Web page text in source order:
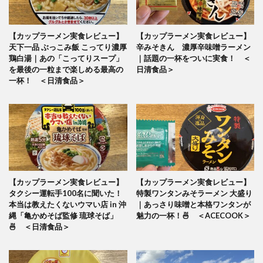
【カップラーメン実食レビュー】
天下一品 ぶっこみ飯 こってり濃厚
鶏白湯｜あの「こってりスープ」
を最後の一粒まで楽しめる最高の
一杯！ ＜日清食品＞
【カップラーメン実食レビュー】
辛みそきん 濃厚辛味噌ラーメン
｜話題の一杯をついに実食！ ＜
日清食品＞
【カップラーメン実食レビュー】
タクシー運転手100名に聞いた！
本当は教えたくないウマい店 in 沖
縄「亀かめそば監修 琉球そば」
🍜 ＜日清食品＞
【カップラーメン実食レビュー】
特製ワンタンみそラーメン 大盛り
｜あっさり味噌と本格ワンタンが
魅力の一杯！🍜 ＜ACECOOK＞